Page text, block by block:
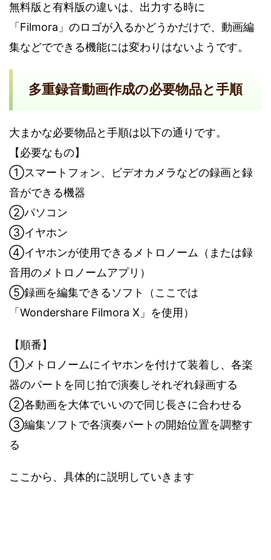
無料版と有料版の違いは、出力する時に
「Filmora」のロゴが入るかどうかだけで、動画編
集などでできる機能には変わりはないようです。
多重録音動画作成の必要物品と手順
大まかな必要物品と手順は以下の通りです。
【必要なもの】
①スマートフォン、ビデオカメラなどの録画と録
音ができる機器
②パソコン
③イヤホン
④イヤホンが使用できるメトロノーム（または録
音用のメトロノームアプリ）
⑤録画を編集できるソフト（ここでは
「Wondershare Filmora X」を使用）
【順番】
①メトロノームにイヤホンを付けて装着し、各楽
器のパートを同じ拍で演奏しそれぞれ録画する
②各動画を大体でいいので同じ長さに合わせる
③編集ソフトで各演奏パートの開始位置を調整す
る
ここから、具体的に説明していきます